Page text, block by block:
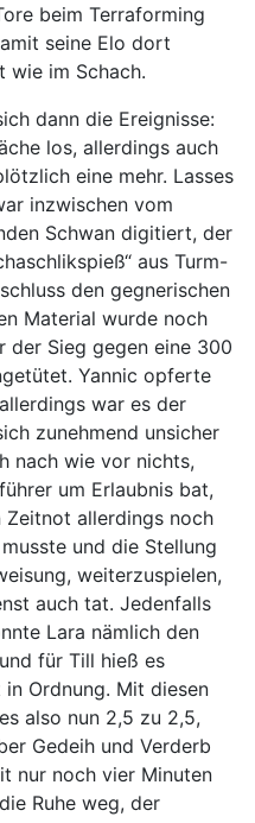
beim Terraforming
seine Elo dort
wie im Schach.
dann die Ereignisse:
los, allerdings auch
eine mehr. Lasses
inzwischen vom
Schwan digitiert, der
aus Turm-
den gegnerischen
Material wurde noch
der Sieg gegen eine 300
Yannic opferte
war es der
zunehmend unsicher
nach wie vor nichts,
um Erlaubnis bat,
Zeitnot allerdings noch
und die Stellung
weiterzuspielen,
auch tat. Jedenfalls
Lara nämlich den
für Till hieß es
Ordnung. Mit diesen
also nun 2,5 zu 2,5,
Gedeih und Verderb
nur noch vier Minuten
Ruhe weg, der